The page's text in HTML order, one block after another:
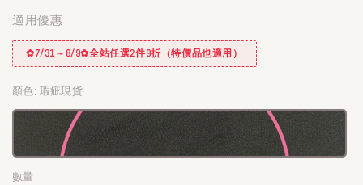
適用優惠
✿7/31～8/9✿全站任選2件9折（特價品也適用）
顏色: 瑕疵現貨
數量